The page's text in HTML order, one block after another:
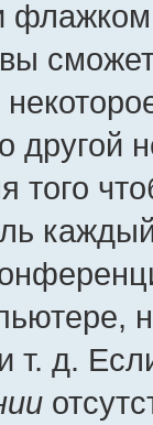
другой
того
т. д.